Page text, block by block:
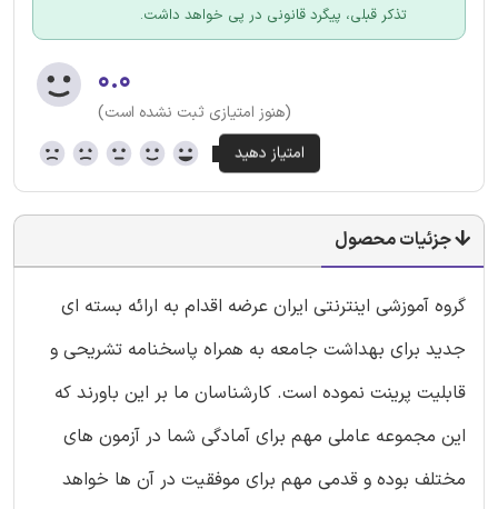
تذکر قبلی، پیگرد قانونی در پی خواهد داشت.
۰.۰
(هنوز امتیازی ثبت نشده است)
جزئیات محصول
گروه آموزشی اینترنتی ایران عرضه اقدام به ارائه بسته ای
جدید برای بهداشت جامعه به همراه پاسخنامه تشریحی و
قابلیت پرینت نموده است. کارشناسان ما بر این باورند که
این مجموعه عاملی مهم برای آمادگی شما در آزمون های
مختلف بوده و قدمی مهم برای موفقیت در آن ها خواهد